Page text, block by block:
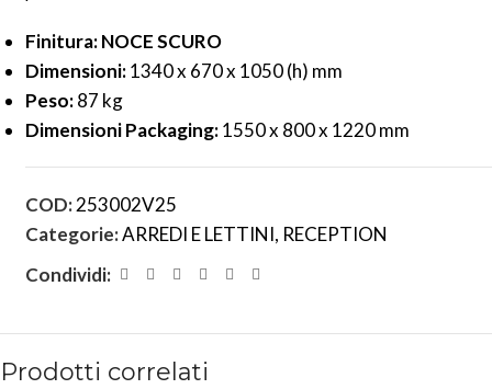
Finitura: NOCE SCURO
Dimensioni:1340 x 670 x 1050 (h) mm
Peso:87 kg
Dimensioni Packaging:1550 x 800 x 1220 mm
COD:253002V25
Categorie:ARREDI E LETTINI, RECEPTION
Condividi:
Prodotti correlati